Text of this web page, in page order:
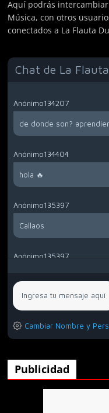
Aquí podrás
Música, con otros
conectados a La Flauta
Chat de La
Anónimo134207
de donde son?
Anónimo134404
hola 🔥
Anónimo135397
Callaos
Anónimo135397
Anónimo135453
.
Anónimo135791
Cambiar Nombre y
Publicidad